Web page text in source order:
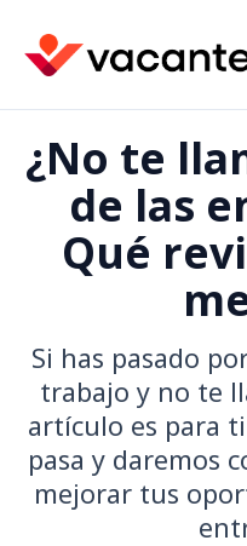
¿No te
de las
Qué
Si has pasado
trabajo y no te
artículo es para
pasa y daremos
mejorar tus